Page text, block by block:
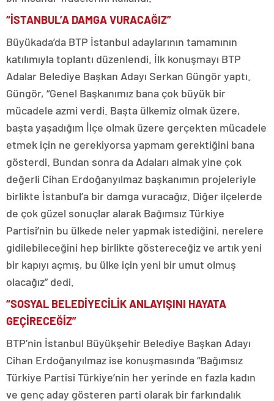
“İSTANBUL’A DAMGA VURACAĞIZ”
Büyükada’da BTP İstanbul adaylarının tamamının
katılımıyla toplantı düzenlendi. İlk konuşmayı BTP
Adalar Belediye Başkan Adayı Serkan Güngör yaptı.
Güngör, “Genel Başkanımız bana çok büyük bir
mücadele azmi verdi. Başta ülkemiz olmak üzere,
başta yaşadığım İlçe olmak üzere gerçekten mücadele
etmek için ne gerekiyorsa yapmam gerektiğini bana
gösterdi. Bundan sonra da Adaları almak yine çok
değerli Cihan Erdoğanyılmaz başkanımın projeleriyle
birlikte İstanbul’a bir damga vuracağız. Diğer ilçelerde
de çok güzel sonuçlar alarak Bağımsız Türkiye
Partisi’nin bu ülkede neler yapmak istediğini, nerelere
gidilebileceğini hep birlikte göstereceğiz ve artık yeni
bir kapıyı açmış, bu ülke için yeni bir umut olmuş
olacağız” dedi.
“SOSYAL BELEDİYECİLİK ANLAYIŞINI HAYATA
GEÇİRECEĞİZ”
BTP’nin İstanbul Büyükşehir Belediye Başkan Adayı
Cihan Erdoğanyılmaz ise konuşmasında “Bağımsız
Türkiye Partisi Türkiye’nin her yerinde en fazla kadın
ve genç aday gösteren parti olarak bir farkındalık